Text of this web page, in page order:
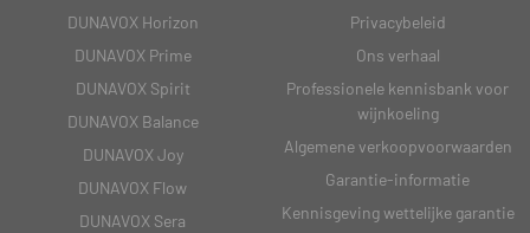
DUNAVOX Horizon
DUNAVOX Prime
DUNAVOX Spirit
DUNAVOX Balance
DUNAVOX Joy
DUNAVOX Flow
DUNAVOX Sera
Privacybeleid
Ons verhaal
Professionele kennisbank voor
wijnkoeling
Algemene verkoopvoorwaarden
Garantie-informatie
Kennisgeving wettelijke garantie